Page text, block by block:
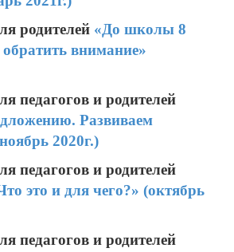
родителей «До школы 8
внимание»
педагогов и родителей
Развиваем
2020г.)
педагогов и родителей
это и для чего?» (октябрь
педагогов и родителей